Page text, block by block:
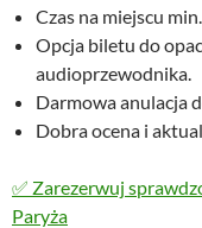
Czas na miejscu
Opcja biletu do
audioprzewodnika.
Darmowa anulacja
Dobra ocena i
✅ Zarezerwuj
Paryża